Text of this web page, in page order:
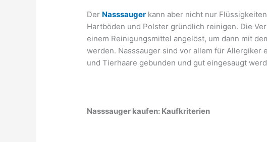
Der Nasssauger kann aber nicht nur
Hartböden und Polster gründlich reinigen. Die
einem Reinigungsmittel angelöst, um dann mit
werden. Nasssauger sind vor allem für Allergiker
und Tierhaare gebunden und gut eingesaugt
Nasssauger kaufen: Kaufkriterien